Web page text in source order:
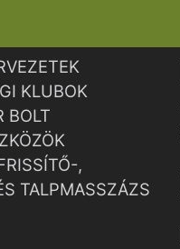
KLUBOK
BOLT
,
TALPMASSZÁZS